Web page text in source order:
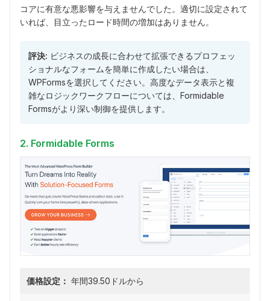
コアに有意な悪影響を与えませんでした。適切に設定されて
いれば、目立ったロード時間の増加はありません。
評決: ビジネスの成長に合わせて拡張できるプロフェッ
ショナルなフォームを簡単に作成したい場合は、
WPFormsを選択してください。高度なデータ表示と複
雑なロジックワークフローについては、Formidable
Formsがより深い制御を提供します。
2. Formidable Forms
価格設定： 年間39.50ドルから